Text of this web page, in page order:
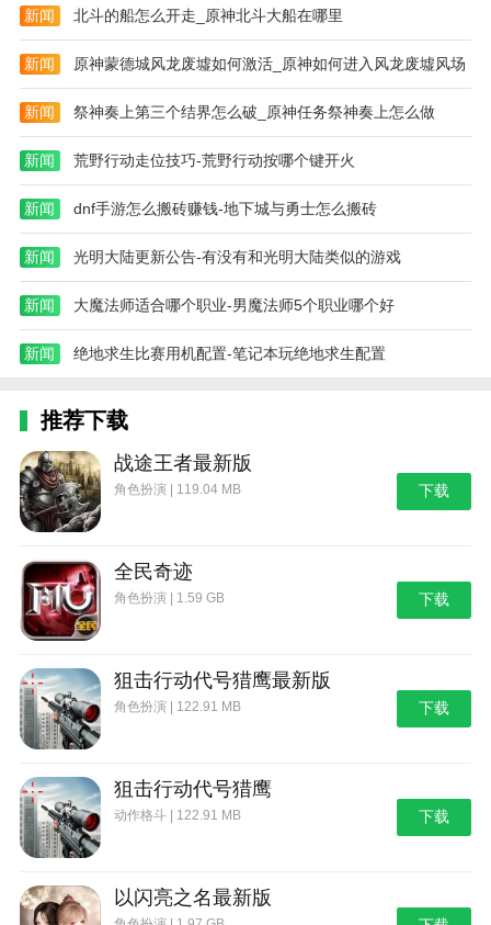
2.快速图像编辑功能。
新闻 北斗的船怎么开走_原神北斗大船在哪里
新闻 原神蒙德城风龙废墟如何激活_原神如何进入风龙废墟风场
新闻 祭神奏上第三个结界怎么破_原神任务祭神奏上怎么做
新闻 荒野行动走位技巧-荒野行动按哪个键开火
新闻 dnf手游怎么搬砖赚钱-地下城与勇士怎么搬砖
新闻 光明大陆更新公告-有没有和光明大陆类似的游戏
新闻 大魔法师适合哪个职业-男魔法师5个职业哪个好
新闻 绝地求生比赛用机配置-笔记本玩绝地求生配置
推荐下载
战途王者最新版
角色扮演 | 119.04 MB 下载
全民奇迹
角色扮演 | 1.59 GB 下载
狙击行动代号猎鹰最新版
角色扮演 | 122.91 MB 下载
狙击行动代号猎鹰
动作格斗 | 122.91 MB 下载
以闪亮之名最新版